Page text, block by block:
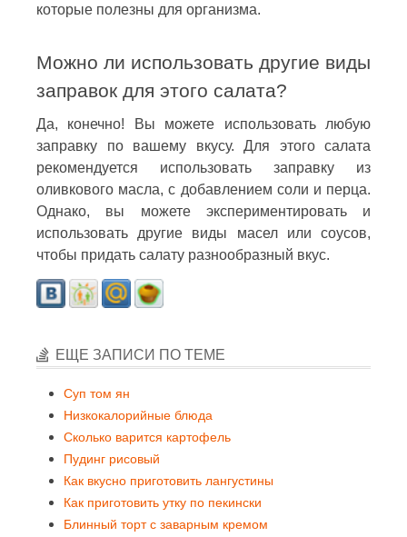
которые полезны для организма.
Можно ли использовать другие виды
заправок для этого салата?
Да, конечно! Вы можете использовать любую
заправку по вашему вкусу. Для этого салата
рекомендуется использовать заправку из
оливкового масла, с добавлением соли и перца.
Однако, вы можете экспериментировать и
использовать другие виды масел или соусов,
чтобы придать салату разнообразный вкус.
ЕЩЕ ЗАПИСИ ПО ТЕМЕ
Суп том ян
Низкокалорийные блюда
Сколько варится картофель
Пудинг рисовый
Как вкусно приготовить лангустины
Как приготовить утку по пекински
Блинный торт с заварным кремом